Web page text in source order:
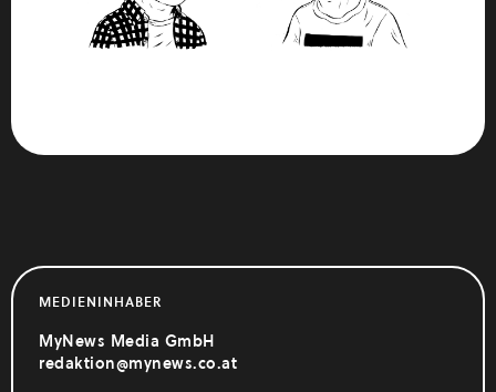
MEDIENINHABER
MyNews Media GmbH
redaktion@mynews.co.at